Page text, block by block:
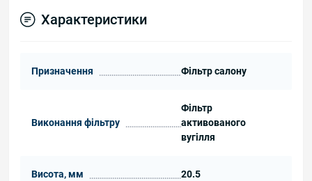
Характеристики
Призначення Фільтр салону
Виконання фільтру
Фільтр
активованого
вугілля
Висота, мм 20.5